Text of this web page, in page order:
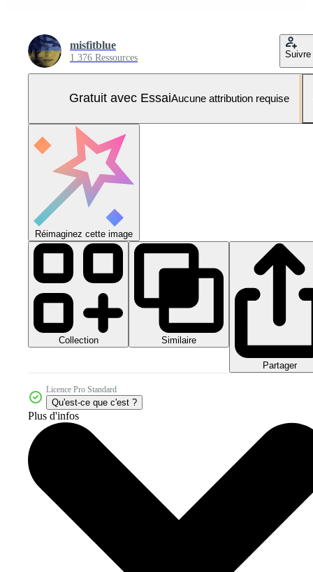
misfitblue
1 376 Ressources Suivre
Gratuit avec EssaiAucune attribution requise
Réimaginez cette image
Collection Similaire
Partager
Licence Pro Standard
Qu'est-ce que c'est ?
Plus d'infos